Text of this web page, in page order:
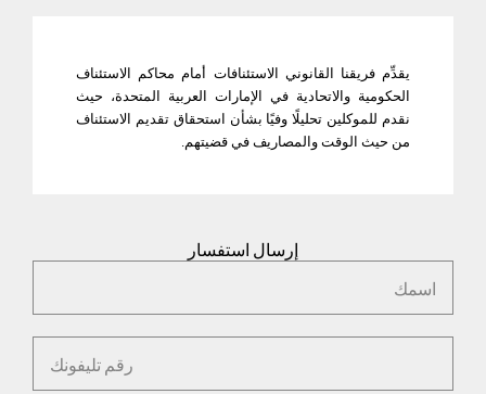
يقدِّم فريقنا القانوني الاستئنافات أمام محاكم الاستئناف
الحكومية والاتحادية في الإمارات العربية المتحدة، حيث
نقدم للموكلين تحليلًا وفيًا بشأن استحقاق تقديم الاستئناف
من حيث الوقت والمصاريف في قضيتهم.
إرسال استفسار